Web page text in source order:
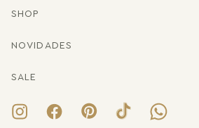
SHOP
NOVIDADES
SALE